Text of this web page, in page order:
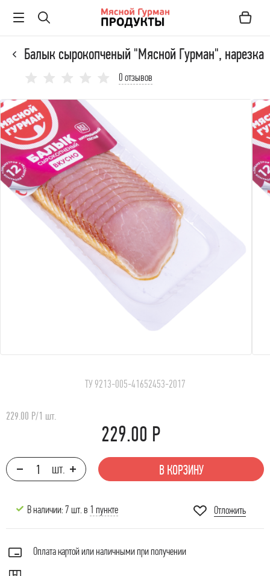
Балык сырокопченый "Мясной Гурман", нарезка
0 отзывов
ТУ 9213-005-41652453-2017
229.00 Р/1 шт.
229.00 Р
В КОРЗИНУ
Отложить
В наличии: 7 шт. в 1 пункте
Оплата картой или наличными при получении